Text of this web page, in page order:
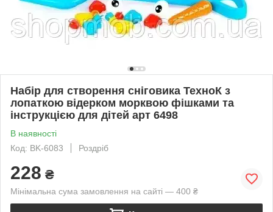
Набір для створення сніговика ТехноК з
лопаткою відерком морквою фішками та
інструкцією для дітей арт 6498
В наявності
Код: BK-6083
Роздріб
228 ₴
Мінімальна сума замовлення на сайті — 400 ₴